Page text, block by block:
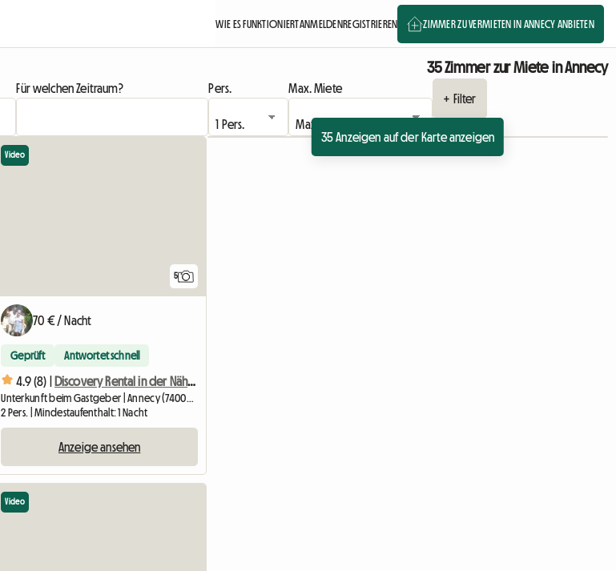
WIE ES FUNKTIONIERTANMELDENREGISTRIEREN ZIMMER ZU VERMIETEN IN ANNECY ANBIETEN
35 Zimmer zur Miete in Annecy
Für welchen Zeitraum? Pers.
Max. Miete
+ Filter
35 Anzeigen auf der Karte anzeigen
5
Video
70 € / Nacht
Geprüft Antwortet schnell
4.9 (8) | Discovery Rental in der Nähe des Schlosses
Unterkunft beim Gastgeber | Annecy (74000) | 40 M2
2 Pers. | Mindestaufenthalt: 1 Nacht
Anzeige ansehen
Video